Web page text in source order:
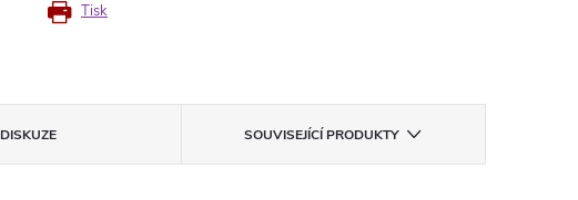
Tisk
DISKUZE SOUVISEJÍCÍ PRODUKTY